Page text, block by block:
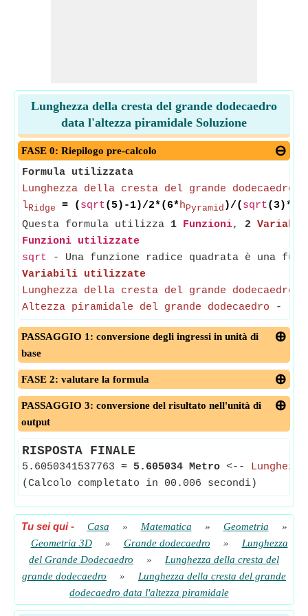
Lunghezza della cresta del grande dodecaedro
data l'altezza piramidale Soluzione
FASE 0: Riepilogo pre-calcolo
Formula utilizzata
Lunghezza della cresta del grande dodecaedro
lRidge = ( sqrt(5)-1)/2*(6*hPyramid )/( sqrt
Questa formula utilizza 1 Funzioni, 2
Funzioni utilizzate
sqrt - Una funzione radice quadrata è una
Variabili utilizzate
Lunghezza della cresta del grande dodecaedro
Altezza piramidale del grande dodecaedro -
PASSAGGIO 1: conversione degli ingressi in unità di
base
FASE 2: valutare la formula
PASSAGGIO 3: conversione del risultato nell'unità di
output
RISPOSTA FINALE
5.6050341537763 ≈ 5.605034 Metro <--
(Calcolo completato in 00.006 secondi)
Tu sei qui- Casa » Matematica » Geometria
»
Geometria 3D
» Grande dodecaedro »
Lunghezza
del Grande Dodecaedro
»
Lunghezza della cresta del
grande dodecaedro
»
Lunghezza della cresta del grande
dodecaedro data l'altezza piramidale